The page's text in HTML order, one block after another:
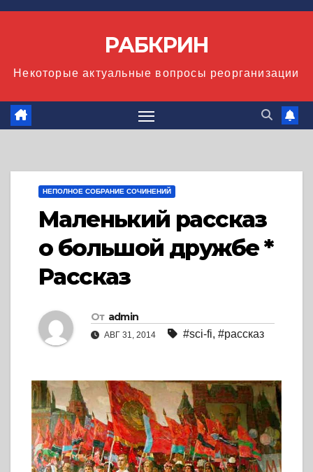
Перейти
РАБКРИН
Некоторые актуальные вопросы реорганизации
НЕПОЛНОЕ СОБРАНИЕ СОЧИНЕНИЙ
Маленький рассказ
о большой дружбе *
Рассказ
От admin
АВГ 31, 2014 #sci-fi, #рассказ